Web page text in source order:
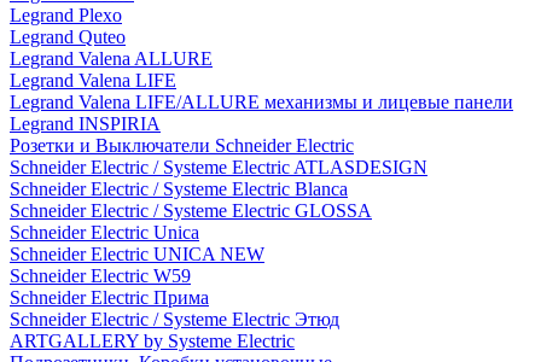
Legrand Plexo
Legrand Quteo
Legrand Valena ALLURE
Legrand Valena LIFE
Legrand Valena LIFE/ALLURE механизмы и лицевые панели
Legrand INSPIRIA
Розетки и Выключатели Schneider Electric
Schneider Electric / Systeme Electric ATLASDESIGN
Schneider Electric / Systeme Electric Blanca
Schneider Electric / Systeme Electric GLOSSA
Schneider Electric Unica
Schneider Electric UNICA NEW
Schneider Electric W59
Schneider Electric Прима
Schneider Electric / Systeme Electric Этюд
ARTGALLERY by Systeme Electric